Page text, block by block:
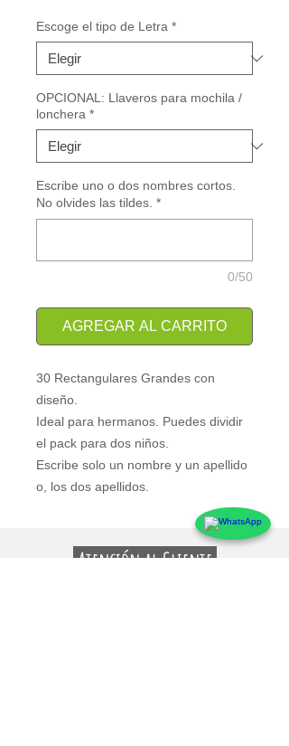
oferta
Escoge el tipo de Letra *
OPCIONAL: Llaveros para mochila /
lonchera *
Escribe uno o dos nombres cortos.
No olvides las tildes. *
0/50
AGREGAR AL CARRITO
30 Rectangulares Grandes con
diseño.
Ideal para hermanos. Puedes dividir
el pack para dos niños.
Escribe solo un nombre y un apellido
o, los dos apellidos.
Atención al Cliente